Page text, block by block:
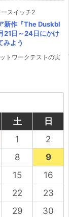
スイッチ2
新作『The Duskbl
21日～24日にかけ
みよう
トワークテストの実
土
日
1
2
8
9
15
16
22
23
29
30